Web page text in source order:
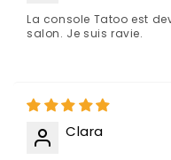
La console Tatoo est
salon. Je suis ravie.
Clara